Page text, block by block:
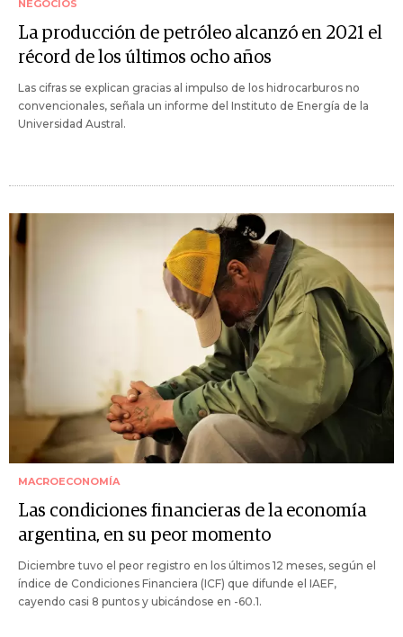
NEGOCIOS
La producción de petróleo alcanzó en 2021 el
récord de los últimos ocho años
Las cifras se explican gracias al impulso de los hidrocarburos no
convencionales, señala un informe del Instituto de Energía de la
Universidad Austral.
MACROECONOMÍA
Las condiciones financieras de la economía
argentina, en su peor momento
Diciembre tuvo el peor registro en los últimos 12 meses, según el
índice de Condiciones Financiera (ICF) que difunde el IAEF,
cayendo casi 8 puntos y ubicándose en -60.1.